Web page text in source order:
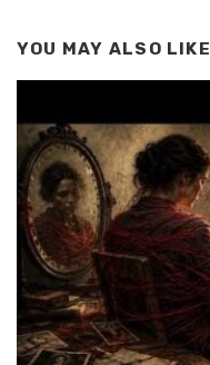
YOU MAY ALSO LIKE